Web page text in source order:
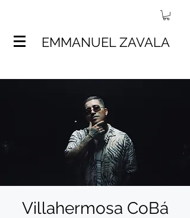
EMMANUEL ZAVALA
Villahermosa CoBá